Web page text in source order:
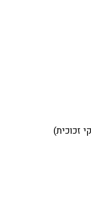
זכוכית)